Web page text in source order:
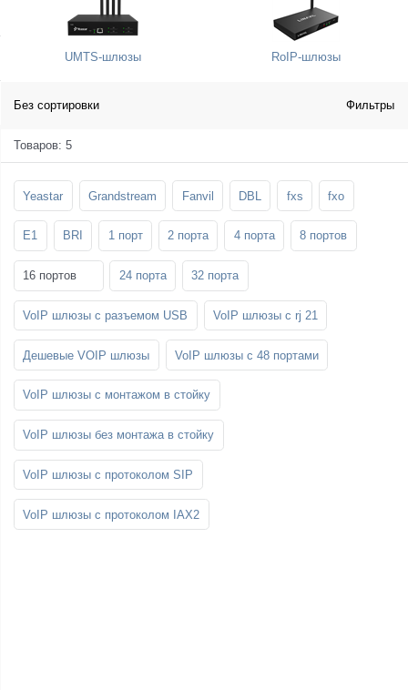
UMTS-шлюзы RoIP-шлюзы
Без сортировки Фильтры
Товаров: 5
Yeastar Grandstream Fanvil DBL fxs fxo
E1 BRI 1 порт 2 порта 4 порта 8 портов
16 портов 24 порта 32 порта
VoIP шлюзы с разъемом USB VoIP шлюзы с rj 21
Дешевые VOIP шлюзы VoIP шлюзы с 48 портами
VoIP шлюзы с монтажом в стойку
VoIP шлюзы без монтажа в стойку
VoIP шлюзы с протоколом SIP
VoIP шлюзы с протоколом IAX2
Стойки и крепления для панелей и
телевизоров
Шахтные телефоны
SFP-модули
3G/4G LTE и ADSL модемы
Мобильные телефоны